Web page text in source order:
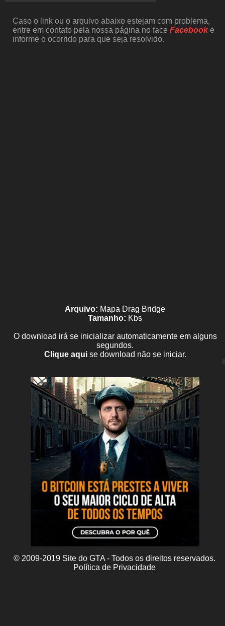
Caso o link ou o arquivo abaixo estejam com problema,
entre em contato pela nossa página no face Facebooke
informe o ocorrido para que seja resolvido.
Arquivo: Mapa Drag Bridge
Tamanho: Kbs
O download irá se inicializar automaticamente em alguns
segundos.
Clique aquise download não se iniciar.
© 2009-2019 Site do GTA - Todos os direitos reservados.
Política de Privacidade